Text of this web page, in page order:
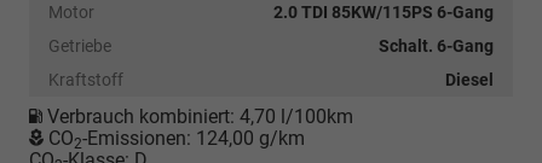
Motor
2.0 TDI 85KW/115PS 6-Gang
Getriebe
Schalt. 6-Gang
Kraftstoff
Diesel
Verbrauch kombiniert: 4,70 l/100km
CO2-Emissionen: 124,00 g/km